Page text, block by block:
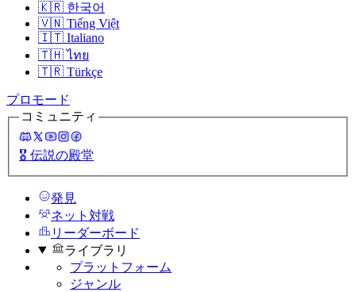
🇰🇷 한국어
🇻🇳 Tiếng Việt
🇮🇹 Italiano
🇹🇭 ไทย
🇹🇷 Türkçe
プロモード
コミュニティ
🎖️ 伝説の殿堂
発見
ネット対戦
リーダーボード
ライブラリ
プラットフォーム
ジャンル